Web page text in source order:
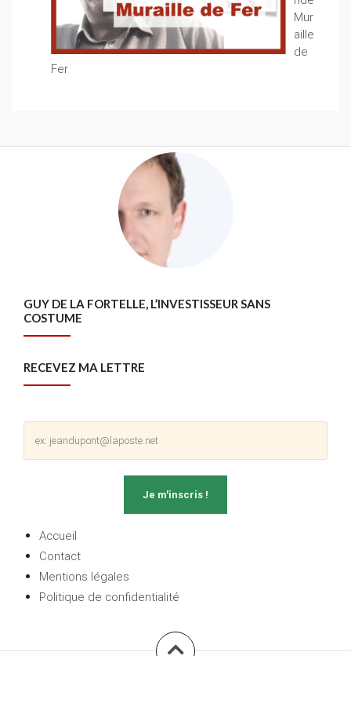
Mur
aille
de
Fer
GUY DE LA FORTELLE, L’INVESTISSEUR SANS
COSTUME
RECEVEZ MA LETTRE
Accueil
Contact
Mentions légales
Politique de confidentialité